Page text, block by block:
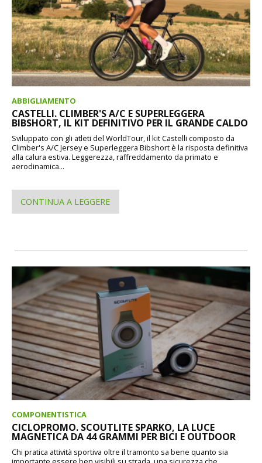
ABBIGLIAMENTO
CASTELLI. CLIMBER'S A/C E SUPERLEGGERA
BIBSHORT, IL KIT DEFINITIVO PER IL GRANDE CALDO
Sviluppato con gli atleti del WorldTour, il kit Castelli composto da
Climber's A/C Jersey e Superleggera Bibshort è la risposta definitiva
alla calura estiva. Leggerezza, raffreddamento da primato e
aerodinamica...
CONTINUA A LEGGERE
COMPONENTISTICA
CICLOPROMO. SCOUTLITE SPARKO, LA LUCE
MAGNETICA DA 44 GRAMMI PER BICI E OUTDOOR
Chi pratica attività sportiva oltre il tramonto sa bene quanto sia